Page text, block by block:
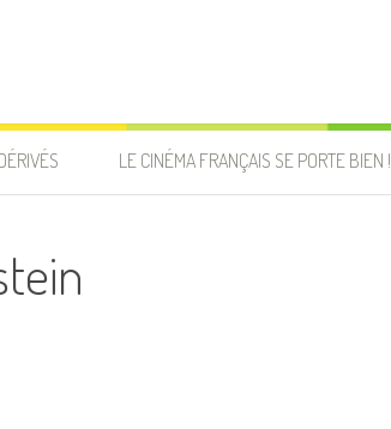
LE CINÉMA FRANÇAIS SE PORTE BIEN !